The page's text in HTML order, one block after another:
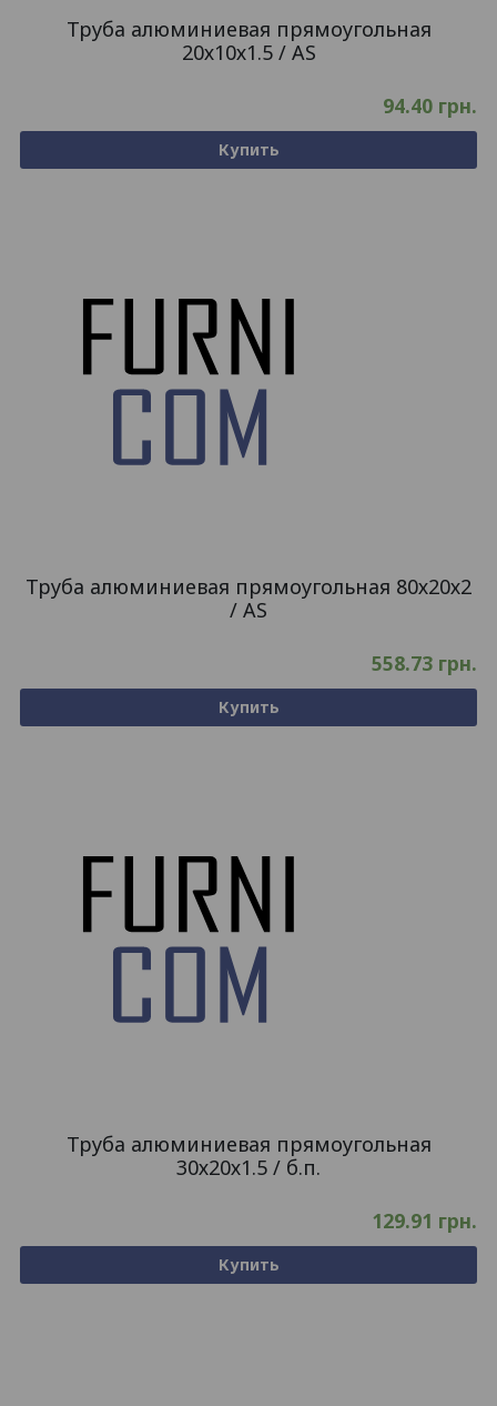
Труба алюминиевая прямоугольная
20х10х1.5 / AS
94.40 грн.
Купить
Труба алюминиевая прямоугольная 80х20х2
/ AS
558.73 грн.
Купить
Труба алюминиевая прямоугольная
30х20х1.5 / б.п.
129.91 грн.
Купить